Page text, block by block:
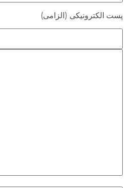
پست الکترونیکی (الزامی)